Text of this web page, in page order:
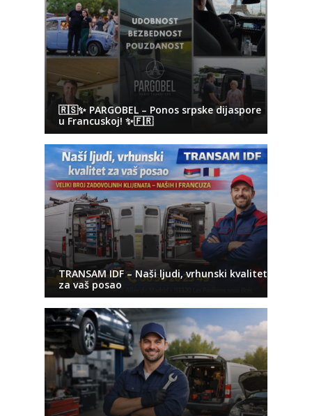
🇷🇸✨ PARGOBEL – Ponos srpske dijaspore
u Francuskoj! ✨🇫🇷
TRANSAM IDF – Naši ljudi, vrhunski kvalitet
za vaš posao